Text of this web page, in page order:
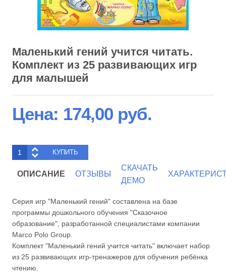
Маленький гений учится читать.
Комплект из 25 развивающих игр
для малышей
Цена: 174,00 руб.
ОПИСАНИЕ ОТЗЫВЫ
СКАЧАТЬ
ДЕМО
Серия игр "Маленький гений" составлена на базе
программы дошкольного обучения "Сказочное
образование", разработанной специалистами компании
Marco Polo Group.
Комплект "Маленький гений учится читать" включает набор
из 25 развивающих игр-тренажеров для обучения ребёнка
чтению.